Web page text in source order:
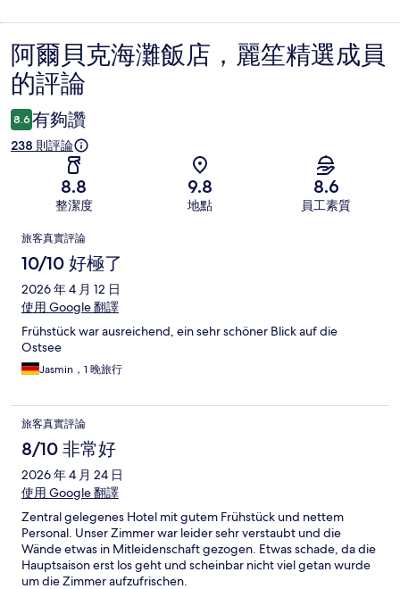
評
論
阿爾貝克海灘飯店，麗笙精選成員
的評論
8.6 有夠讚
238 則評論
8.8
整潔度
9.8
地點
8.6
員工素質
評
論
旅客真實評論
10/10 好極了
2026 年 4 月 12 日
使用 Google 翻譯
Frühstück war ausreichend, ein sehr schöner Blick auf die
Ostsee
Jasmin，1 晚旅行
旅客真實評論
8/10 非常好
2026 年 4 月 24 日
使用 Google 翻譯
Zentral gelegenes Hotel mit gutem Frühstück und nettem
Personal. Unser Zimmer war leider sehr verstaubt und die
Wände etwas in Mitleidenschaft gezogen. Etwas schade, da die
Hauptsaison erst los geht und scheinbar nicht viel getan wurde
um die Zimmer aufzufrischen.